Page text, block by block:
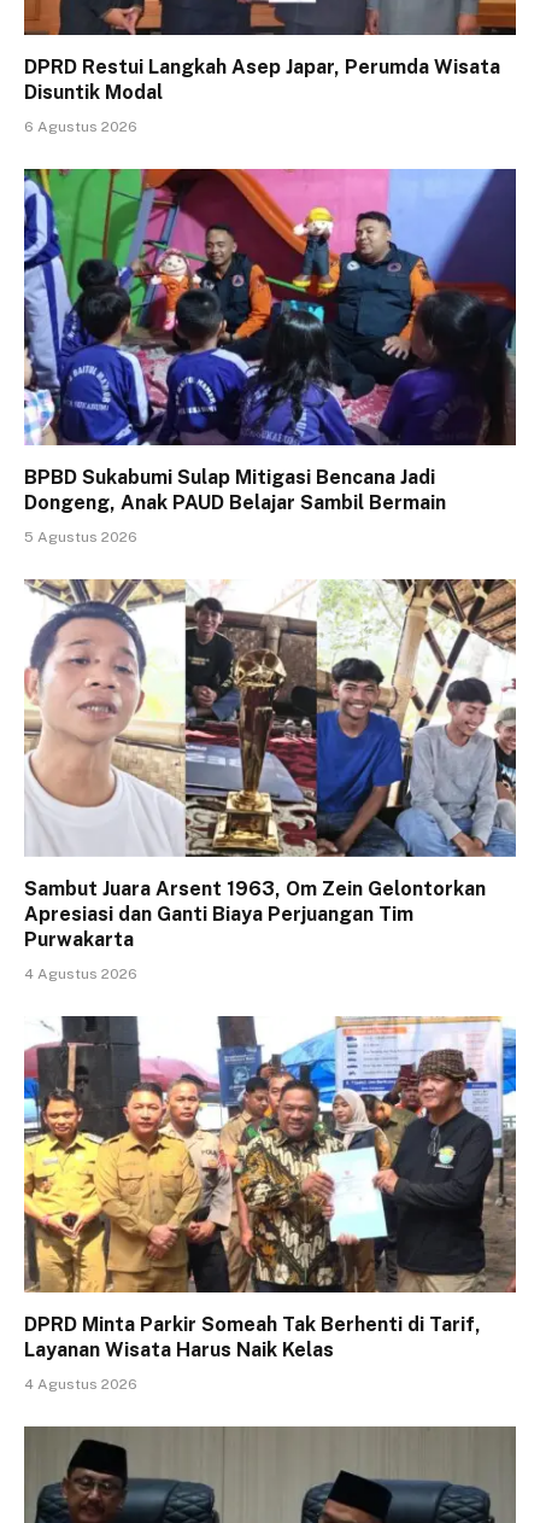
DPRD Restui Langkah Asep Japar, Perumda Wisata
Disuntik Modal
6 Agustus 2026
BPBD Sukabumi Sulap Mitigasi Bencana Jadi
Dongeng, Anak PAUD Belajar Sambil Bermain
5 Agustus 2026
Sambut Juara Arsent 1963, Om Zein Gelontorkan
Apresiasi dan Ganti Biaya Perjuangan Tim
Purwakarta
4 Agustus 2026
DPRD Minta Parkir Someah Tak Berhenti di Tarif,
Layanan Wisata Harus Naik Kelas
4 Agustus 2026